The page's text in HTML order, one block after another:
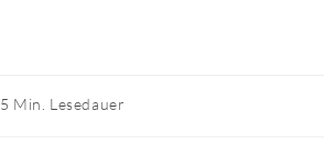
5 Min. Lesedauer